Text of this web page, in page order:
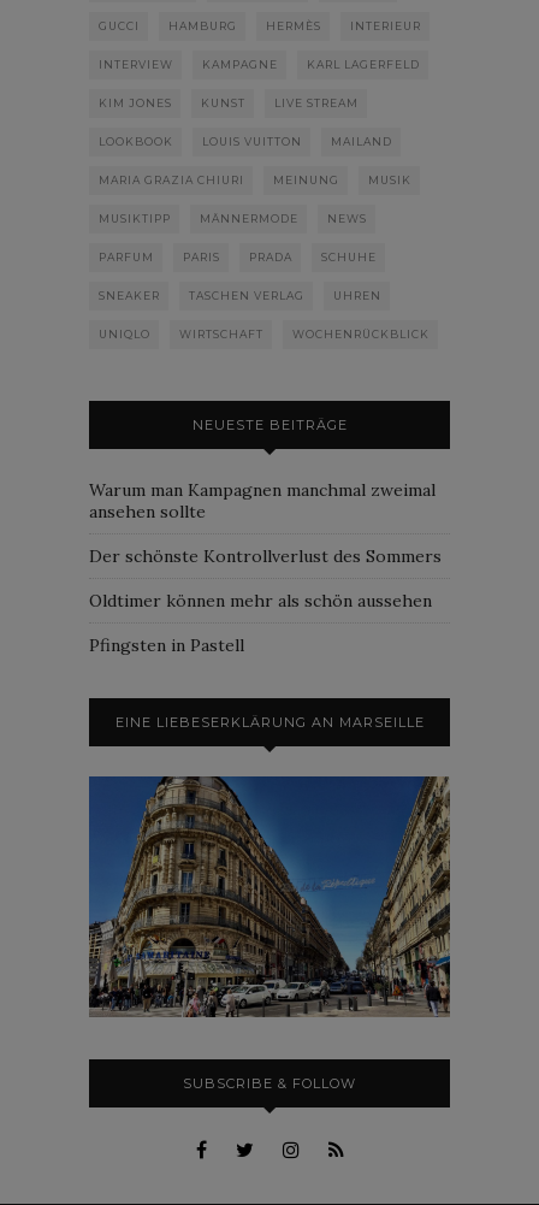
GUCCI HAMBURG HERMÈS INTERIEUR
INTERVIEW KAMPAGNE KARL LAGERFELD
KIM JONES KUNST LIVE STREAM
LOOKBOOK LOUIS VUITTON MAILAND
MARIA GRAZIA CHIURI MEINUNG MUSIK
MUSIKTIPP MÄNNERMODE NEWS
PARFUM PARIS PRADA SCHUHE
SNEAKER TASCHEN VERLAG UHREN
UNIQLO WIRTSCHAFT WOCHENRÜCKBLICK
NEUESTE BEITRÄGE
Warum man Kampagnen manchmal zweimal
ansehen sollte
Der schönste Kontrollverlust des Sommers
Oldtimer können mehr als schön aussehen
Pfingsten in Pastell
EINE LIEBESERKLÄRUNG AN MARSEILLE
SUBSCRIBE & FOLLOW